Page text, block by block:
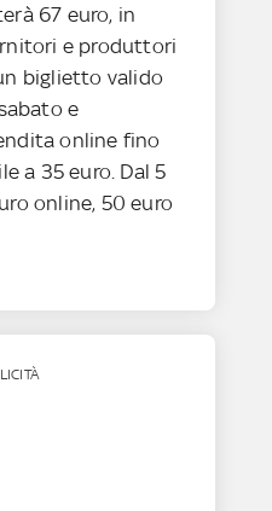
67 euro, in
e produttori
biglietto valido
e
online fino
a 35 euro. Dal 5
online, 50 euro